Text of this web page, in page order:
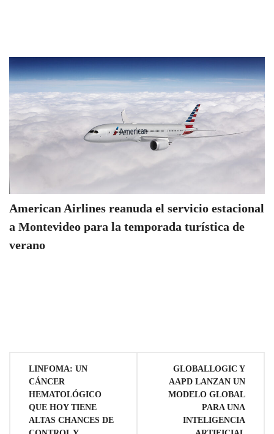
American Airlines reanuda el servicio estacional
a Montevideo para la temporada turística de
verano
Navegación
entradas
LINFOMA: UN
CÁNCER
HEMATOLÓGICO
QUE HOY TIENE
ALTAS CHANCES DE
GLOBALLOGIC Y
AAPD LANZAN UN
MODELO GLOBAL
PARA UNA
INTELIGENCIA